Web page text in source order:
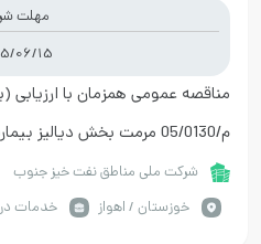
مهلت
06/15
مناقصه عمومی همزمان با ارزیابی
م/05/0130 مرمت بخش دیالیز بیمارستان بزرگ نفت - اهواز
شرکت ملی مناطق نفت خیز جنوب
خوزستان / اهواز
خدمات